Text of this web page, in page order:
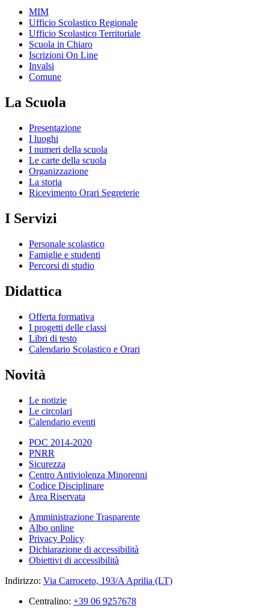
MIM
Ufficio Scolastico Regionale
Ufficio Scolastico Territoriale
Scuola in Chiaro
Iscrizioni On Line
Invalsi
Comune
La Scuola
Presentazione
I luoghi
I numeri della scuola
Le carte della scuola
Organizzazione
La storia
Ricevimento Orari Segreterie
I Servizi
Personale scolastico
Famiglie e studenti
Percorsi di studio
Didattica
Offerta formativa
I progetti delle classi
Libri di testo
Calendario Scolastico e Orari
Novità
Le notizie
Le circolari
Calendario eventi
POC 2014-2020
PNRR
Sicurezza
Centro Antiviolenza Minorenni
Codice Disciplinare
Area Riservata
Amministrazione Trasparente
Albo online
Privacy Policy
Dichiarazione di accessibilità
Obiettivi di accessibilità
Indirizzo: Via Carroceto, 193/A Aprilia (LT)
Centralino: +39 06 9257678